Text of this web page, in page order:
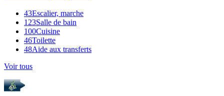
43Escalier, marche
123Salle de bain
100Cuisine
46Toilette
48Aide aux transferts
Voir tous